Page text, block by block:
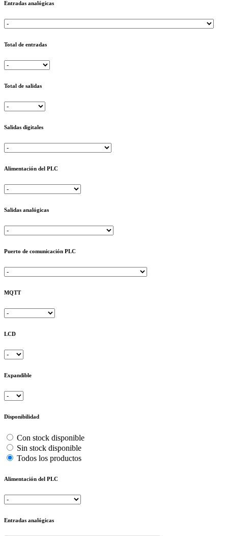
Entradas analógicas
Total de entradas
Total de salidas
Salidas digitales
Alimentación del PLC
Salidas analógicas
Puerto de comunicación PLC
MQTT
LCD
Expandible
Disponibilidad
Con stock disponible
Sin stock disponible
Todos los productos
Alimentación del PLC
Entradas analógicas